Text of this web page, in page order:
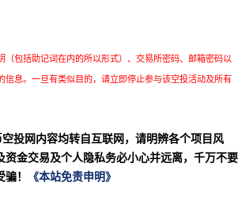
（包括助记词在内的所以形式）、交易所密码、邮箱密码以
信息。一旦有类似目的，请立即停止参与该空投活动及所有
空投网内容均转自互联网，请明辨各个项目风
资金交易及个人隐私务必小心并远离，千万不要
！
《本站免责申明》